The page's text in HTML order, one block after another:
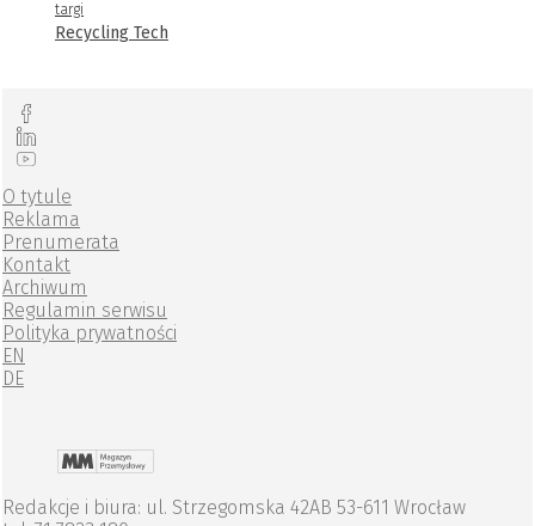
targi
Recycling Tech
O tytule
Reklama
Prenumerata
Kontakt
Archiwum
Regulamin serwisu
Polityka prywatności
EN
DE
Redakcje i biura: ul. Strzegomska 42AB 53-611 Wrocław